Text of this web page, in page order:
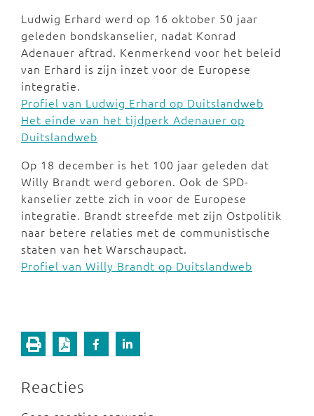
Ludwig Erhard werd op 16 oktober 50 jaar
geleden bondskanselier, nadat Konrad
Adenauer aftrad. Kenmerkend voor het beleid
van Erhard is zijn inzet voor de Europese
integratie.
Profiel van Ludwig Erhard op Duitslandweb
Het einde van het tijdperk Adenauer op
Duitslandweb
Op 18 december is het 100 jaar geleden dat
Willy Brandt werd geboren. Ook de SPD-
kanselier zette zich in voor de Europese
integratie. Brandt streefde met zijn Ostpolitik
naar betere relaties met de communistische
staten van het Warschaupact.
Profiel van Willy Brandt op Duitslandweb
Reacties